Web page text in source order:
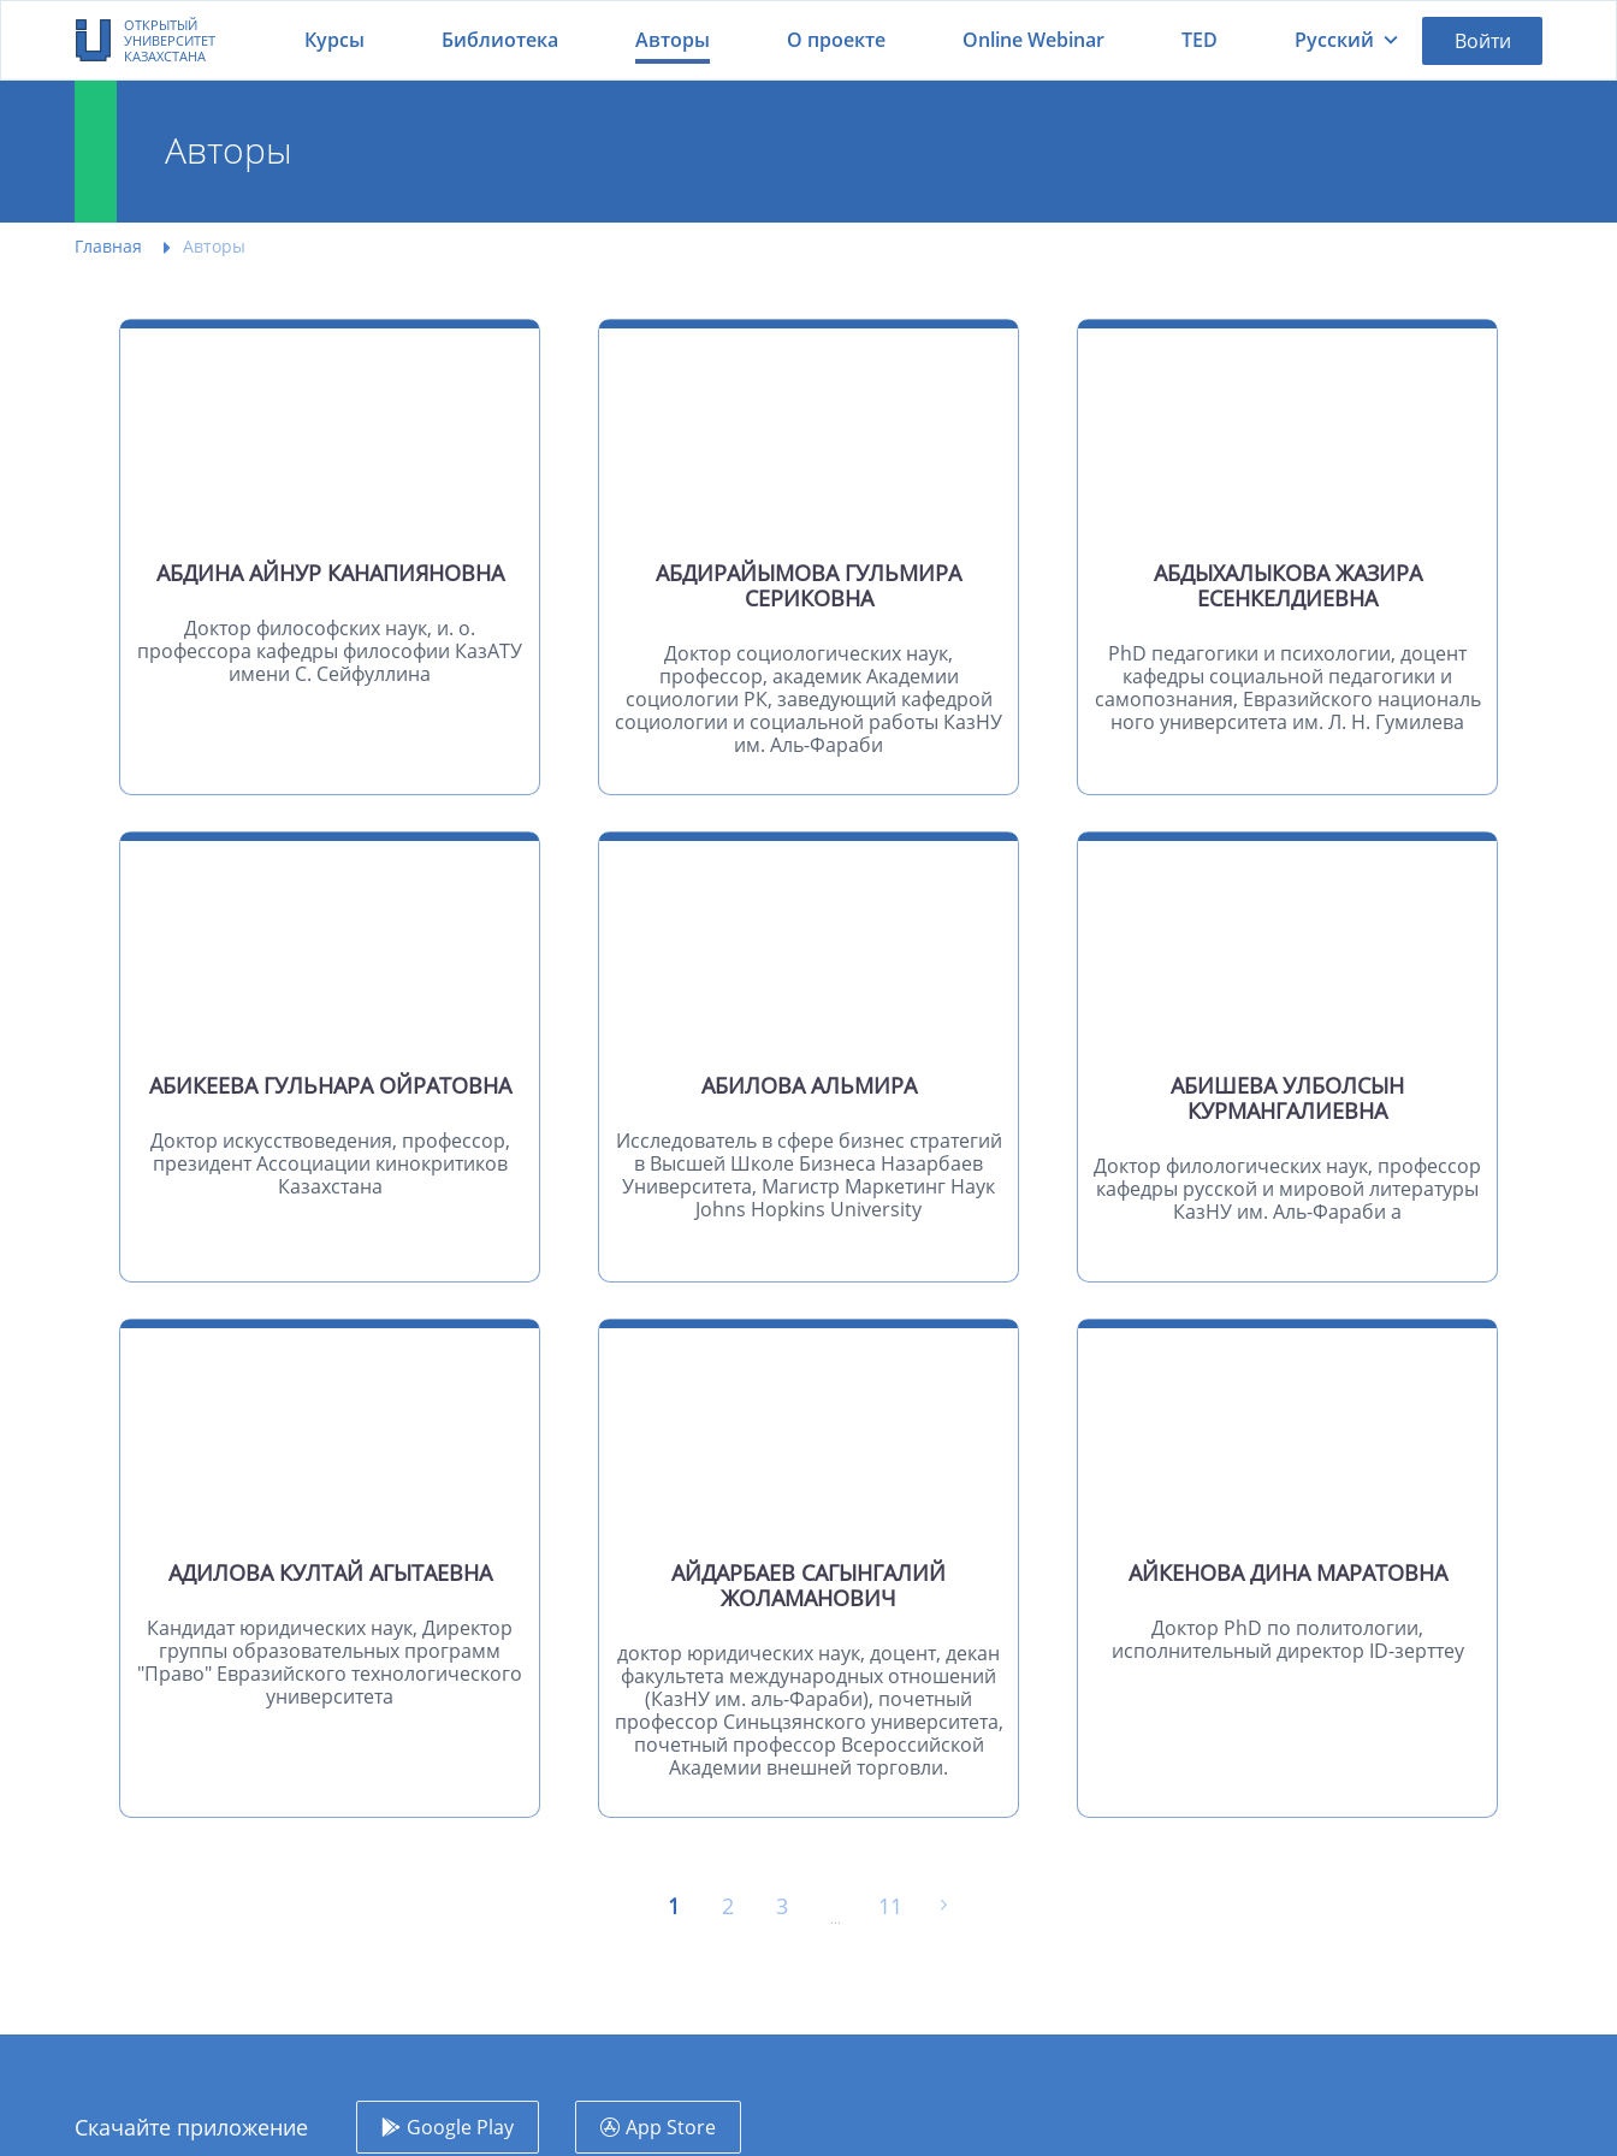
ОТКРЫТЫЙ
УНИВЕРСИТЕТ
КАЗАХСТАНА
Курсы Библиотека Авторы О проекте Online Webinar TED Русский Войти
Авторы
Главная Авторы
АБДИНА АЙНУР КАНАПИЯНОВНА
Доктор философских наук, и. о.
профессора кафедры философии КазАТУ
имени С. Сейфуллина
АБДИРАЙЫМОВА ГУЛЬМИРА
СЕРИКОВНА
Доктор социологических наук,
профессор, академик Академии
социологии РК, заведующий кафедрой
социологии и социальной работы КазНУ
им. Аль-Фараби
АБДЫХАЛЫКОВА ЖАЗИРА
ЕСЕНКЕЛДИЕВНА
PhD педагогики и психологии, доцент
кафедры социальной педагогики и
самопознания, Евразийского националь
ного университета им. Л. Н. Гумилева
АБИКЕЕВА ГУЛЬНАРА ОЙРАТОВНА
Доктор искусствоведения, профессор,
президент Ассоциации кинокритиков
Казахстана
АБИЛОВА АЛЬМИРА
Исследователь в сфере бизнес стратегий
в Высшей Школе Бизнеса Назарбаев
Университета, Магистр Маркетинг Наук
Johns Hopkins University
АБИШЕВА УЛБОЛСЫН
КУРМАНГАЛИЕВНА
Доктор филологических наук, профессор
кафедры русской и мировой литературы
КазНУ им. Аль-Фараби а
АДИЛОВА КУЛТАЙ АГЫТАЕВНА
Кандидат юридических наук, Директор
группы образовательных программ
"Право" Евразийского технологического
университета
АЙДАРБАЕВ САГЫНГАЛИЙ
ЖОЛАМАНОВИЧ
доктор юридических наук, доцент, декан
факультета международных отношений
(КазНУ им. аль-Фараби), почетный
профессор Синьцзянского университета,
почетный профессор Всероссийской
Академии внешней торговли.
АЙКЕНОВА ДИНА МАРАТОВНА
Доктор PhD по политологии,
исполнительный директор ID-зерттеу
1 2 3 ... 11
Скачайте приложение Google Play App Store